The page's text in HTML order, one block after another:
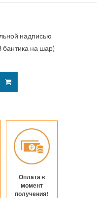
надписью
бантика на шар)
Оплата в
момент
получения!